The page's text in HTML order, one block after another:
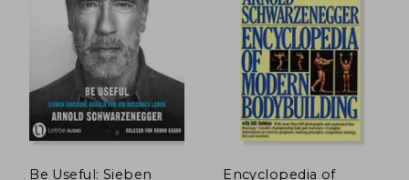
40%
dcto. $ 35.78
45%
dcto.
Be Useful: Sieben
Encyclopedia of